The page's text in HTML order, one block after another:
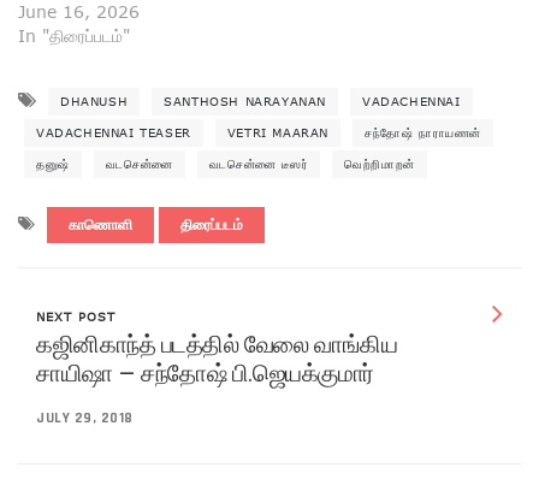
June 16, 2026
In "திரைப்படம்"
DHANUSH SANTHOSH NARAYANAN VADACHENNAI
VADACHENNAI TEASER VETRI MAARAN சந்தோஷ் நாராயணன்
தனுஷ் வடசென்னை வடசென்னை டீஸர் வெற்றிமாறன்
காணொளி திரைப்படம்
NEXT POST
கஜினிகாந்த் படத்தில் வேலை வாங்கிய
சாயிஷா – சந்தோஷ் பி.ஜெயக்குமார்
JULY 29, 2018